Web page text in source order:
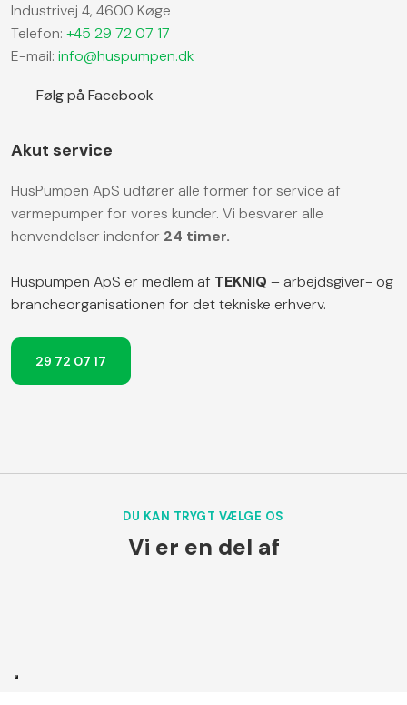
​Industrivej 4, 4600 Køge
Telefon: +45 29 72 07 17
E-mail:info@huspumpen.dk
​ Følg på Facebook
Akut service
​HusPumpen ApS udfører alle former for service af
varmepumper for vores kunder. Vi besvarer alle
henvendelser indenfor 24 timer.
Huspumpen ApS er medlem af TEKNIQ– arbejdsgiver- og
brancheorganisationen for det tekniske erhverv.
29 72 07 17
DU KAN TRYGT VÆLGE OS
Vi er en del af